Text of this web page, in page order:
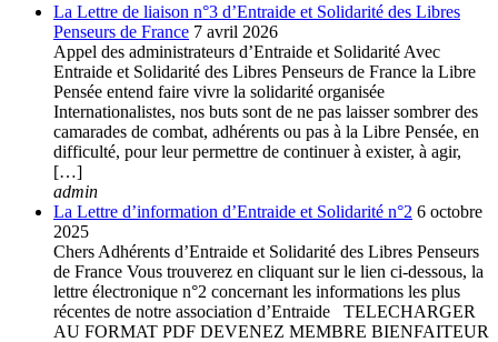
La Lettre de liaison n°3 d’Entraide et Solidarité des Libres
Penseurs de France 7 avril 2026
Appel des administrateurs d’Entraide et Solidarité Avec
Entraide et Solidarité des Libres Penseurs de France la Libre
Pensée entend faire vivre la solidarité organisée
Internationalistes, nos buts sont de ne pas laisser sombrer des
camarades de combat, adhérents ou pas à la Libre Pensée, en
difficulté, pour leur permettre de continuer à exister, à agir,
[…]
admin
La Lettre d’information d’Entraide et Solidarité n°2 6 octobre
2025
Chers Adhérents d’Entraide et Solidarité des Libres Penseurs
de France Vous trouverez en cliquant sur le lien ci-dessous, la
lettre électronique n°2 concernant les informations les plus
récentes de notre association d’Entraide TELECHARGER
AU FORMAT PDF DEVENEZ MEMBRE BIENFAITEUR